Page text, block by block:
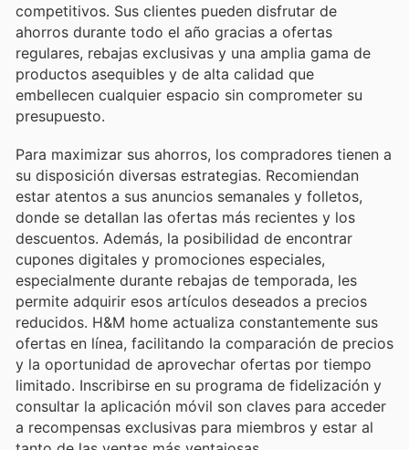
competitivos. Sus clientes pueden disfrutar de
ahorros durante todo el año gracias a ofertas
regulares, rebajas exclusivas y una amplia gama de
productos asequibles y de alta calidad que
embellecen cualquier espacio sin comprometer su
presupuesto.
Para maximizar sus ahorros, los compradores tienen a
su disposición diversas estrategias. Recomiendan
estar atentos a sus anuncios semanales y folletos,
donde se detallan las ofertas más recientes y los
descuentos. Además, la posibilidad de encontrar
cupones digitales y promociones especiales,
especialmente durante rebajas de temporada, les
permite adquirir esos artículos deseados a precios
reducidos. H&M home actualiza constantemente sus
ofertas en línea, facilitando la comparación de precios
y la oportunidad de aprovechar ofertas por tiempo
limitado. Inscribirse en su programa de fidelización y
consultar la aplicación móvil son claves para acceder
a recompensas exclusivas para miembros y estar al